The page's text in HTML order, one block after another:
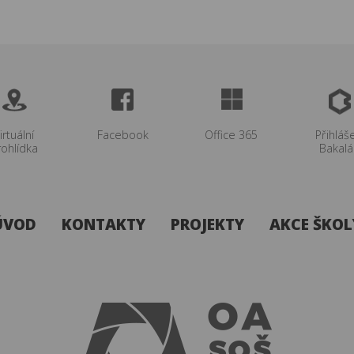
Facebook Office 365
KONTAKTY PROJEKTY AKCE